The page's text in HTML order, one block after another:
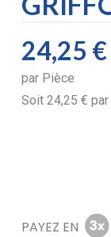
24,25 €
par Pièce
Soit 24,25 € par
PAYEZ EN